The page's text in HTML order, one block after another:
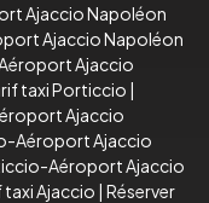
Ajaccio Napoléon
Ajaccio Napoléon
Ajaccio
taxi Porticcio |
Ajaccio
Aéroport Ajaccio
Aéroport Ajaccio
taxi Ajaccio | Réserver